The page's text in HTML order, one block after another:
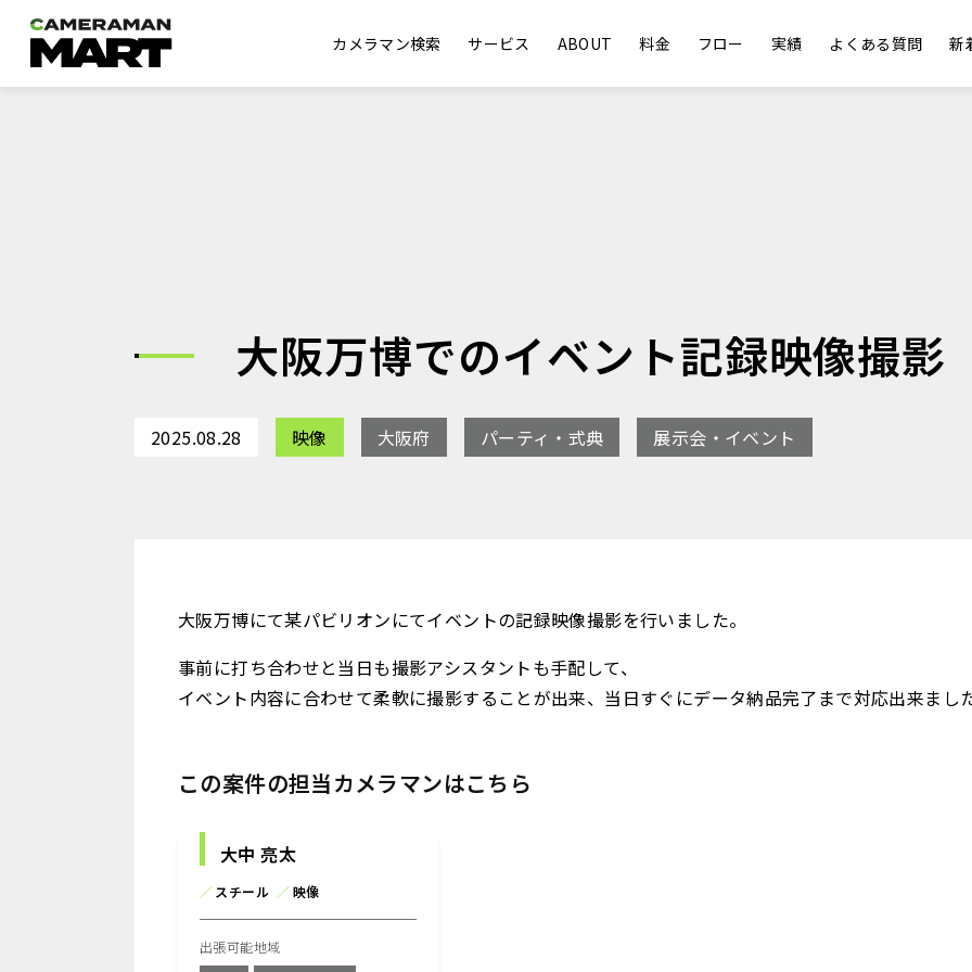
カメラマン検索 サービス ABOUT 料金 フロー 実績 よくある質問 新
大阪万博でのイベント記録映像撮影
2025.08.28 映像 大阪府 パーティ・式典 展示会・イベント
大阪万博にて某パビリオンにてイベントの記録映像撮影を行いました。
事前に打ち合わせと当日も撮影アシスタントも手配して、
イベント内容に合わせて柔軟に撮影することが出来、当日すぐにデータ納品完了まで対応出来まし
この案件の担当カメラマンはこちら
大中 亮太
／ スチール ／映像
出張可能地域